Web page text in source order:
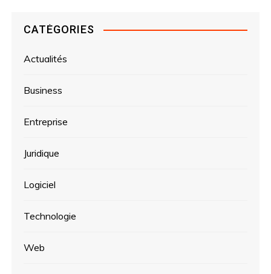
CATÉGORIES
Actualités
Business
Entreprise
Juridique
Logiciel
Technologie
Web